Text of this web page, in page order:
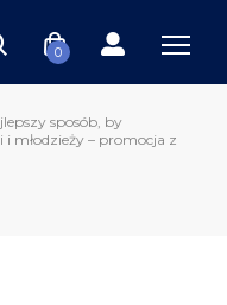
0
sposób, by
i młodzieży – promocja z